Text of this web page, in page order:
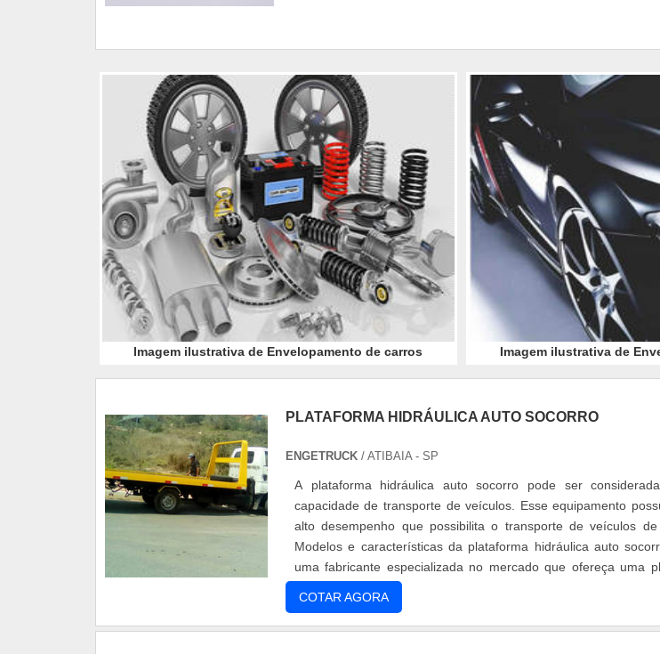
Imagem ilustrativa de Envelopamento de carros Imagem ilustrativa de
PLATAFORMA HIDRÁULICA AUTO SOCORRO
ENGETRUCK/ ATIBAIA - SP
A plataforma hidráulica auto socorro pode ser
capacidade de transporte de veículos. Esse equipamento
alto desempenho que possibilita o transporte de veículos
Modelos e características da plataforma hidráulica auto
uma fabricante especializada no mercado que ofereça uma
qualidade. Além diss....
COTAR AGORA